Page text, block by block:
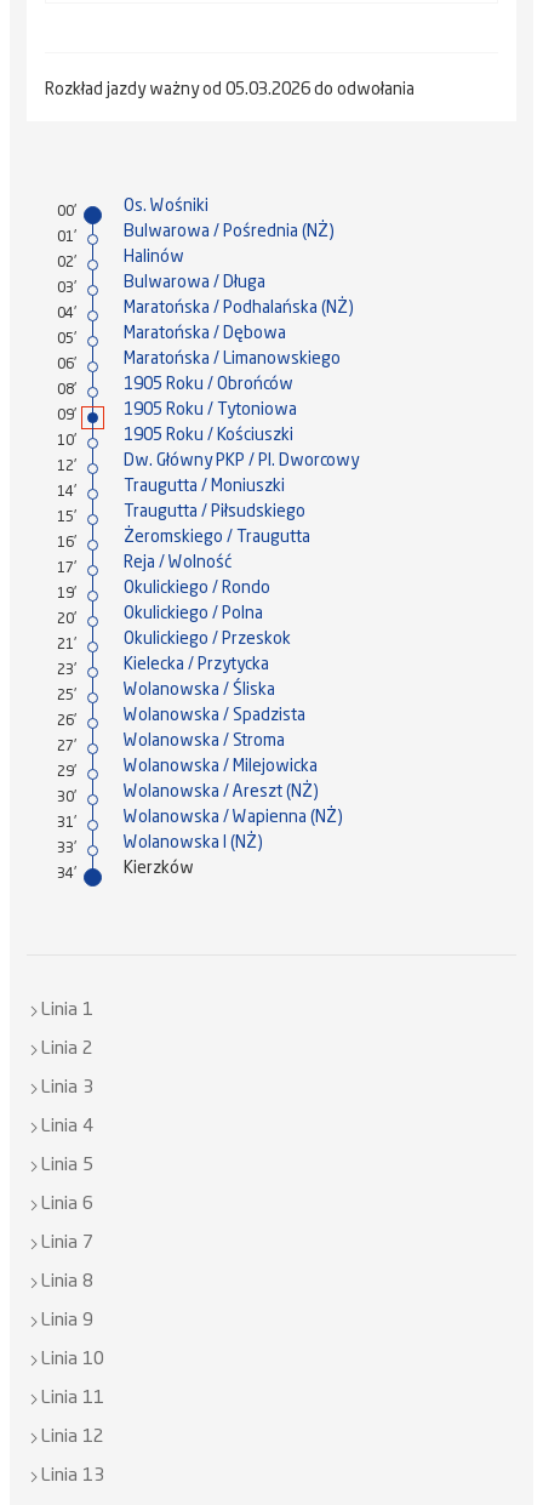
Rozkład jazdy ważny od 05.03.2026 do odwołania
00' Os. Wośniki
01' Bulwarowa / Pośrednia (NŻ)
02' Halinów
03' Bulwarowa / Długa
04' Maratońska / Podhalańska (NŻ)
05' Maratońska / Dębowa
06' Maratońska / Limanowskiego
08' 1905 Roku / Obrońców
09' 1905 Roku / Tytoniowa
10' 1905 Roku / Kościuszki
12' Dw. Główny PKP / Pl. Dworcowy
14' Traugutta / Moniuszki
15' Traugutta / Piłsudskiego
16' Żeromskiego / Traugutta
17' Reja / Wolność
19' Okulickiego / Rondo
20' Okulickiego / Polna
21' Okulickiego / Przeskok
23' Kielecka / Przytycka
25' Wolanowska / Śliska
26' Wolanowska / Spadzista
27' Wolanowska / Stroma
29' Wolanowska / Milejowicka
30' Wolanowska / Areszt (NŻ)
31' Wolanowska / Wapienna (NŻ)
33' Wolanowska I (NŻ)
34' Kierzków
Linia 1
Linia 2
Linia 3
Linia 4
Linia 5
Linia 6
Linia 7
Linia 8
Linia 9
Linia 10
Linia 11
Linia 12
Linia 13